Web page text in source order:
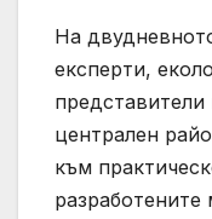
На
експерти,
централен
към